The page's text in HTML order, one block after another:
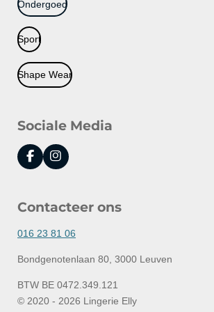
Ondergoed
Sport
Shape Wear
Sociale Media
F
a
b
o
k
I
n
a
r
a
Contacteer ons
016 23 81 06
Bondgenotenlaan 80, 3000 Leuven
BTW BE 0472.349.121
© 2020 - 2026 Lingerie Elly